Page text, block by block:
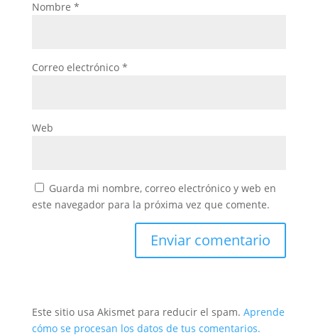
Nombre *
Correo electrónico *
Web
Guarda mi nombre, correo electrónico y web en
este navegador para la próxima vez que comente.
Este sitio usa Akismet para reducir el spam. Aprende
cómo se procesan los datos de tus comentarios.